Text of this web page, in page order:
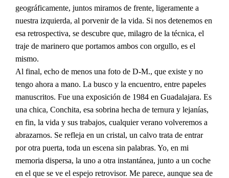
geográficamente, juntos miramos de frente, ligeramente a
nuestra izquierda, al porvenir de la vida. Si nos detenemos en
esa retrospectiva, se descubre que, milagro de la técnica, el
traje de marinero que portamos ambos con orgullo, es el
mismo.
Al final, echo de menos una foto de D-M., que existe y no
tengo ahora a mano. La busco y la encuentro, entre papeles
manuscritos. Fue una exposición de 1984 en Guadalajara. Es
una chica, Conchita, esa sobrina hecha de ternura y lejanías,
en fin, la vida y sus trabajos, cualquier verano volveremos a
abrazarnos. Se refleja en un cristal, un calvo trata de entrar
por otra puerta, toda un escena sin palabras. Yo, en mi
memoria dispersa, la uno a otra instantánea, junto a un coche
en el que se ve el espejo retrovisor. Me parece, aunque sea de